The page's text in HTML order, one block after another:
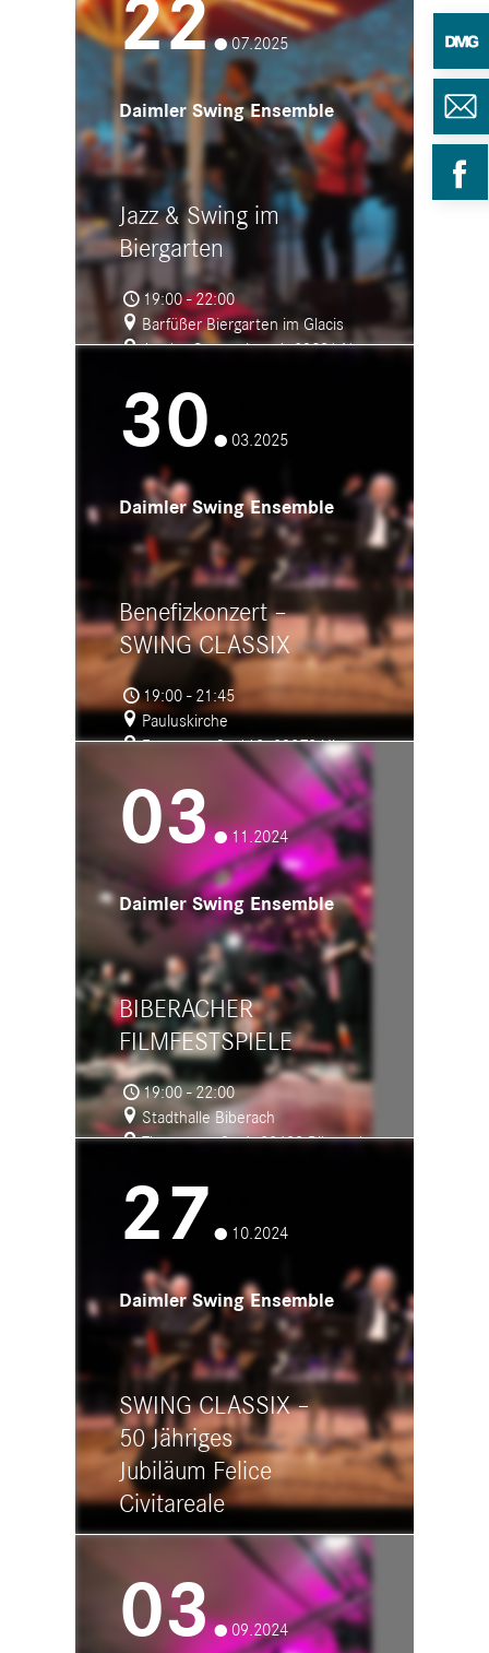
- Bronnen
22.07.2025
Daimler Swing Ensemble
Jazz & Swing im
Biergarten
19:00 - 22:00
Barfüßer Biergarten im Glacis
An der Caponniere 6, 89231 Neu-
30. 03.2025
Daimler Swing Ensemble
Benefizkonzert –
SWING CLASSIX
19:00 - 21:45
Pauluskirche
Frauenstraße 110, 89073 Ulm
03.11.2024
Daimler Swing Ensemble
BIBERACHER
FILMFESTSPIELE
19:00 - 22:00
Stadthalle Biberach
Theaterstraße 4, 88400 Biberach
27. 10.2024
Daimler Swing Ensemble
SWING CLASSIX –
50 Jähriges
Jubiläum Felice
Civitareale
17:00 - 19:45
Dürnachhalle
Bronner Straße 23, 88400 Biberach
an der Riß (Ringschnait)
03.09.2024